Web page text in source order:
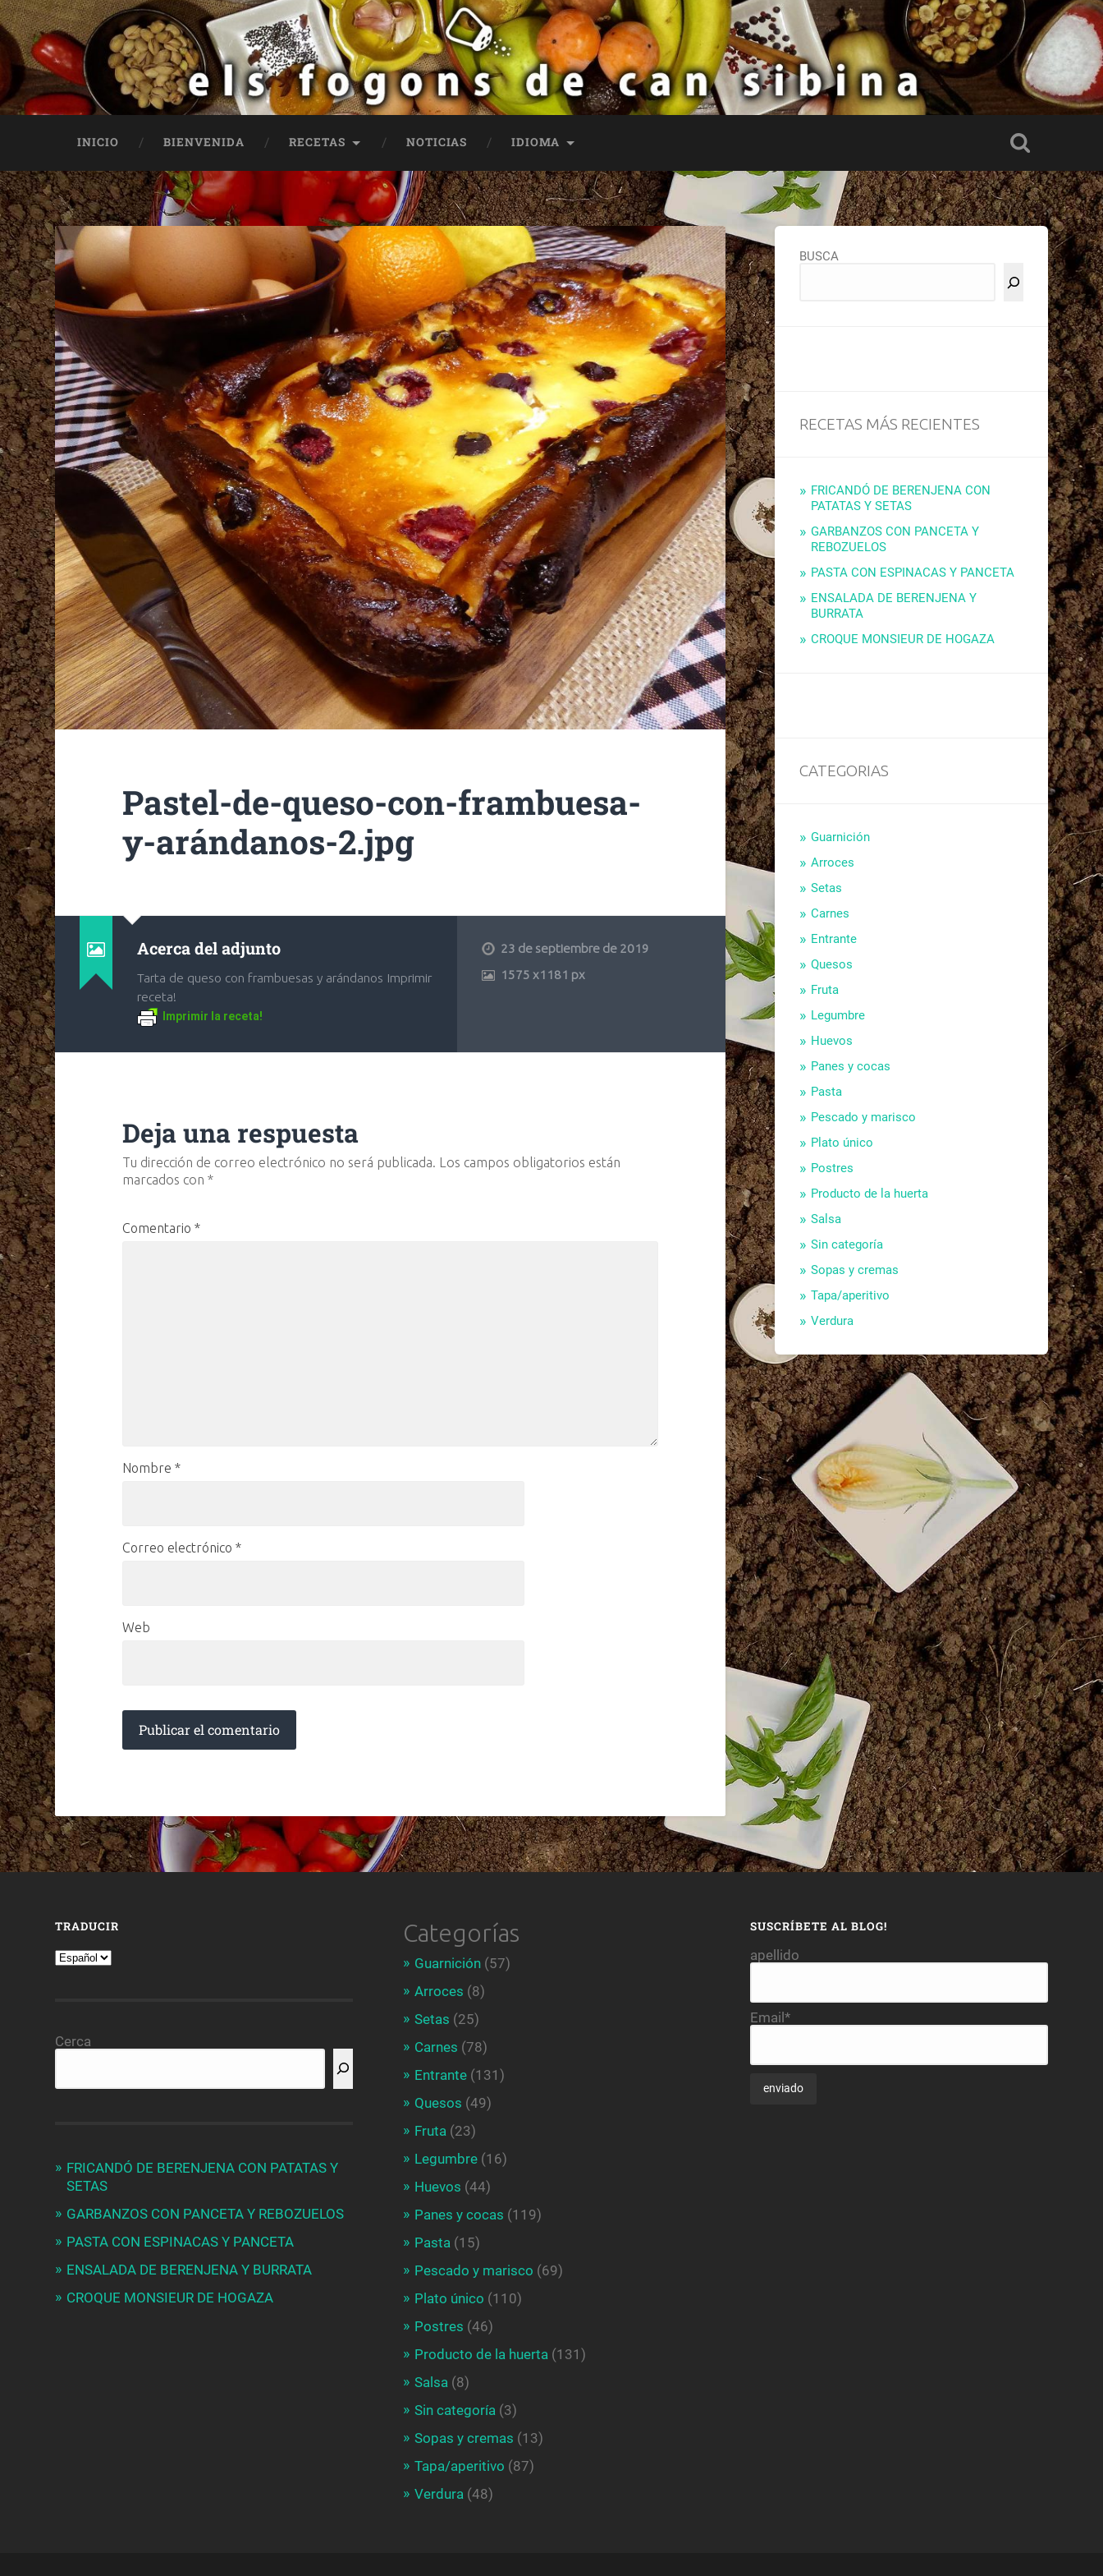
INICIO BIENVENIDA RECETAS NOTICIAS IDIOMA
Pastel-de-queso-con-frambuesa-
y-arándanos-2.jpg
Acerca del adjunto
Tarta de queso con frambuesas y arándanos Imprimir
receta!
Imprimir la receta!
23 de septiembre de 2019
1575x1181 px
Deja una respuesta
Tu dirección de correo electrónico no será publicada. Los campos obligatorios están
marcados con *
Comentario *
Nombre *
Correo electrónico *
Web
BUSCA
RECETAS MÁS RECIENTES
FRICANDÓ DE BERENJENA CON
PATATAS Y SETAS
GARBANZOS CON PANCETA Y
REBOZUELOS
PASTA CON ESPINACAS Y PANCETA
ENSALADA DE BERENJENA Y
BURRATA
CROQUE MONSIEUR DE HOGAZA
CATEGORIAS
Guarnición
Arroces
Setas
Carnes
Entrante
Quesos
Fruta
Legumbre
Huevos
Panes y cocas
Pasta
Pescado y marisco
Plato único
Postres
Producto de la huerta
Salsa
Sin categoría
Sopas y cremas
Tapa/aperitivo
Verdura
TRADUCIR
Cerca
FRICANDÓ DE BERENJENA CON PATATAS Y
SETAS
GARBANZOS CON PANCETA Y REBOZUELOS
PASTA CON ESPINACAS Y PANCETA
ENSALADA DE BERENJENA Y BURRATA
CROQUE MONSIEUR DE HOGAZA
Categorías
Guarnición(57)
Arroces (8)
Setas (25)
Carnes (78)
Entrante(131)
Quesos (49)
Fruta (23)
Legumbre(16)
Huevos (44)
Panes y cocas (119)
Pasta (15)
Pescado y marisco (69)
Plato único (110)
Postres (46)
Producto de la huerta (131)
Salsa (8)
Sin categoría (3)
Sopas y cremas (13)
Tapa/aperitivo (87)
Verdura (48)
SUSCRÍBETE AL BLOG!
apellido
Email*